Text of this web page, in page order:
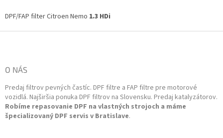
DPF/FAP filter Citroen Nemo 1.3 HDi
O NÁS
Predaj filtrov pevných častíc. DPF filtre a FAP filtre pre motorové
vozidlá. Najširšia ponuka DPF filtrov na Slovensku. Predaj katalyzátorov.
Robíme repasovanie DPF na vlastných strojoch a máme
špecializovaný DPF servis v Bratislave.